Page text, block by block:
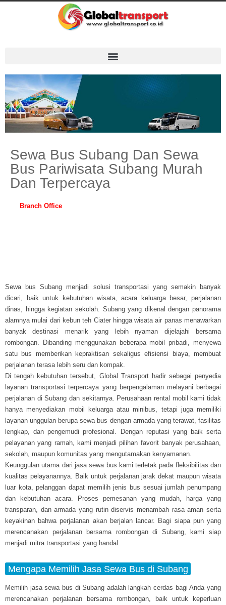
Sewa Bus Subang Dan Sewa
Bus Pariwisata Subang Murah
Dan Terpercaya
Branch Office
Sewa bus Subang menjadi solusi transportasi yang semakin banyak
dicari, baik untuk kebutuhan wisata, acara keluarga besar, perjalanan
dinas, hingga kegiatan sekolah. Subang yang dikenal dengan panorama
alamnya mulai dari kebun teh Ciater hingga wisata air panas menawarkan
banyak destinasi menarik yang lebih nyaman dijelajahi bersama
rombongan. Dibanding menggunakan beberapa mobil pribadi, menyewa
satu bus memberikan kepraktisan sekaligus efisiensi biaya, membuat
perjalanan terasa lebih seru dan kompak.
Di tengah kebutuhan tersebut, Global Transport hadir sebagai penyedia
layanan transportasi terpercaya yang berpengalaman melayani berbagai
perjalanan di Subang dan sekitarnya. Perusahaan rental mobil kami tidak
hanya menyediakan mobil keluarga atau minibus, tetapi juga memiliki
layanan unggulan berupa sewa bus dengan armada yang terawat, fasilitas
lengkap, dan pengemudi profesional. Dengan reputasi yang baik serta
pelayanan yang ramah, kami menjadi pilihan favorit banyak perusahaan,
sekolah, maupun komunitas yang mengutamakan kenyamanan.
Keunggulan utama dari jasa sewa bus kami terletak pada fleksibilitas dan
kualitas pelayanannya. Baik untuk perjalanan jarak dekat maupun wisata
luar kota, pelanggan dapat memilih jenis bus sesuai jumlah penumpang
dan kebutuhan acara. Proses pemesanan yang mudah, harga yang
transparan, dan armada yang rutin diservis menambah rasa aman serta
keyakinan bahwa perjalanan akan berjalan lancar. Bagi siapa pun yang
merencanakan perjalanan bersama rombongan di Subang, kami siap
menjadi mitra transportasi yang handal.
Mengapa Memilih Jasa Sewa Bus di Subang
Memilih jasa sewa bus di Subang adalah langkah cerdas bagi Anda yang
merencanakan perjalanan bersama rombongan, baik untuk keperluan